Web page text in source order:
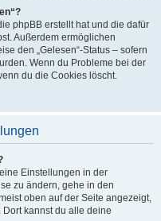
phpBB erstellt hat und die dafür
Außerdem ermöglichen
den „Gelesen“-Status – sofern
Wenn du Probleme bei der
du die Cookies löscht.
Einstellungen in der
zu ändern, gehe in den
oben auf der Seite angezeigt,
kannst du alle deine